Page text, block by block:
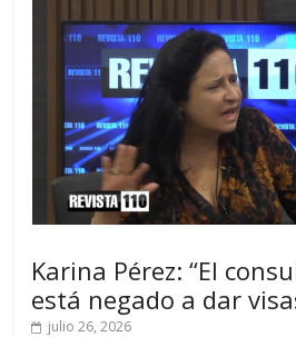
Karina Pérez: “El
está negado a dar
julio 26, 2026